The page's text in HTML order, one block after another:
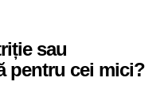
sau
pentru cei mici?